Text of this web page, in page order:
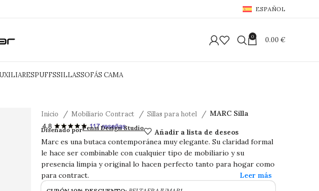
ESPAÑOL
0 0.00 €
PUFFSSILLASSOFÁS CAMA
Inicio Mobiliario Contract Sillas para hotel MARC Silla
MARC Silla
Diseñado porPensi Design Studio Añadir a lista de deseos
Marc es una butaca contemporánea muy elegante. Su claridad formal
le hace ser combinable con cualquier tipo de mobiliario y su
presencia limpia y original lo hacen perfecto tanto para hogar como
para contract.